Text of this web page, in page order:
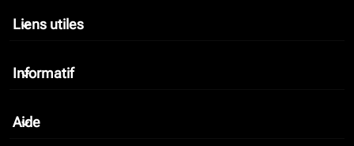
Liens utiles
keyboard_arrow_down
Informatif
keyboard_arrow_down
Aide
keyboard_arrow_down